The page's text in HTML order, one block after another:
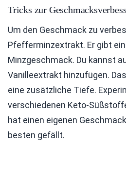
Tricks zur
Um den Geschmack zu
Pfefferminzextrakt. Er gibt
Minzgeschmack. Du kannst
Vanilleextrakt hinzufügen.
eine zusätzliche Tiefe.
verschiedenen Keto-
hat einen eigenen
besten gefällt.